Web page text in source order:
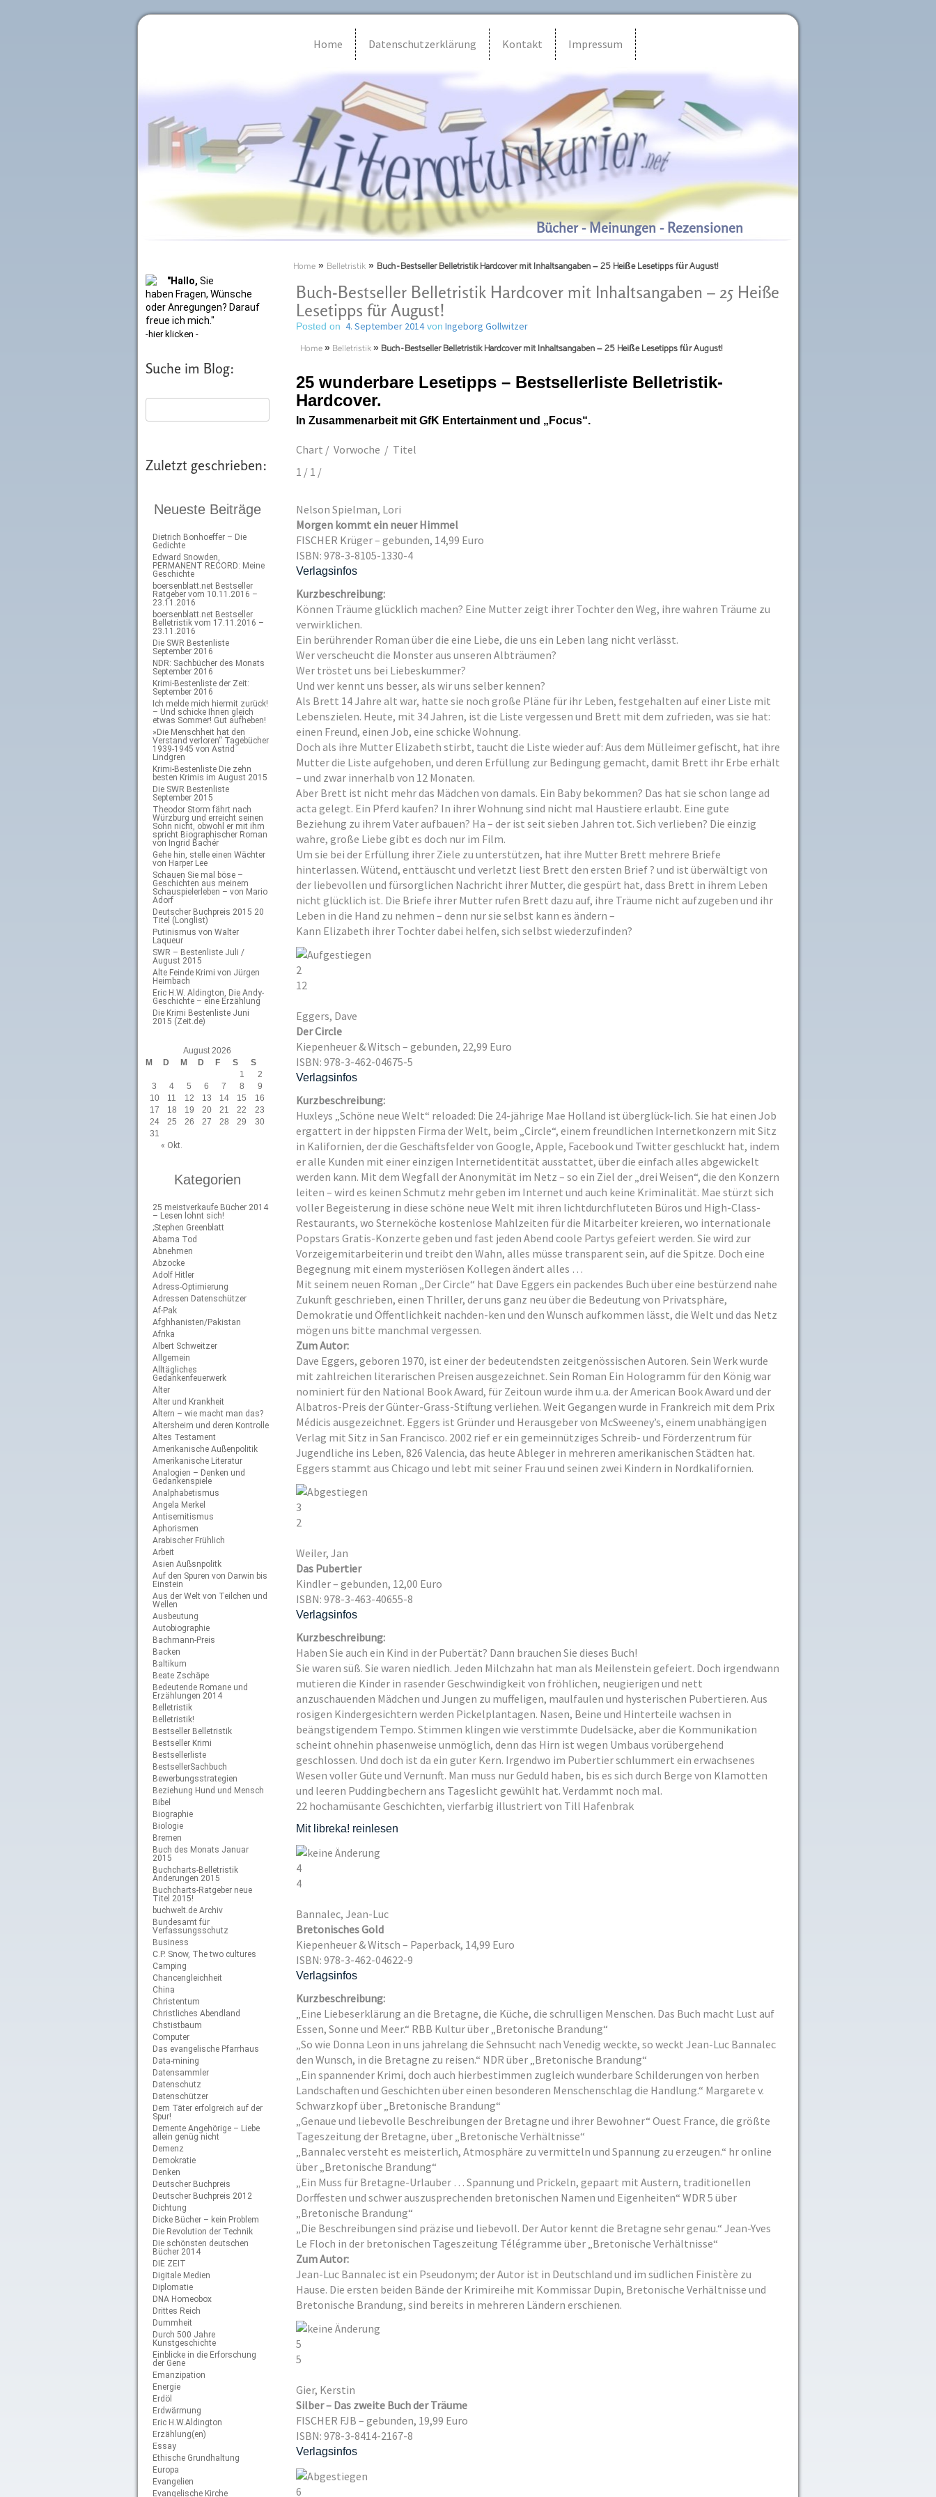
Home Datenschutzerklärung Kontakt Impressum
Bücher - Meinungen - Rezensionen
"Hallo, Sie
haben Fragen, Wünsche
oder Anregungen? Darauf
freue ich mich."
-hier klicken -
Suche im Blog:
Zuletzt geschrieben:
Neueste Beiträge
Dietrich Bonhoeffer – Die
Gedichte
Edward Snowden,
PERMANENT RECORD: Meine
Geschichte
boersenblatt.net Bestseller
Ratgeber vom 10.11.2016 –
23.11.2016
boersenblatt.net Bestseller
Belletristik vom 17.11.2016 –
23.11.2016
Die SWR Bestenliste
September 2016
NDR: Sachbücher des Monats
September 2016
Krimi-Bestenliste der Zeit:
September 2016
Ich melde mich hiermit zurück!
– Und schicke Ihnen gleich
etwas Sommer! Gut aufheben!
»Die Menschheit hat den
Verstand verloren“ Tagebücher
1939-1945 von Astrid
Lindgren
Krimi-Bestenliste Die zehn
besten Krimis im August 2015
Die SWR Bestenliste
September 2015
Theodor Storm fährt nach
Würzburg und erreicht seinen
Sohn nicht, obwohl er mit ihm
spricht Biographischer Roman
von Ingrid Bachér
Gehe hin, stelle einen Wächter
von Harper Lee
Schauen Sie mal böse –
Geschichten aus meinem
Schauspielerleben – von Mario
Adorf
Deutscher Buchpreis 2015 20
Titel (Longlist)
Putinismus von Walter
Laqueur
SWR – Bestenliste Juli /
August 2015
Alte Feinde Krimi von Jürgen
Heimbach
Eric H.W. Aldington, Die Andy-
Geschichte – eine Erzählung
Die Krimi Bestenliste Juni
2015 (Zeit.de)
August 2026
M
D M D F S S
« Okt.
1
2
3
4 5 6 7 8
9
10
11 12 13 14 15
16
17
18 19 20 21 22
23
24
25 26 27 28 29
30
31
Kategorien
25 meistverkaufe Bücher 2014
– Lesen lohnt sich!
;Stephen Greenblatt
Abama Tod
Abnehmen
Abzocke
Adolf Hitler
Adress-Optimierung
Adressen Datenschützer
Af-Pak
Afghhanisten/Pakistan
Afrika
Albert Schweitzer
Allgemein
Alltägliches
Gedankenfeuerwerk
Alter
Alter und Krankheit
Altern – wie macht man das?
Altersheim und deren Kontrolle
Altes Testament
Amerikanische Außenpolitik
Amerikanische Literatur
Analogien – Denken und
Gedankenspiele
Analphabetismus
Angela Merkel
Antisemitismus
Aphorismen
Arabischer Frühlich
Arbeit
Asien Außsnpolitk
Auf den Spuren von Darwin bis
Einstein
Aus der Welt von Teilchen und
Wellen
Ausbeutung
Autobiographie
Bachmann-Preis
Backen
Baltikum
Beate Zschäpe
Bedeutende Romane und
Erzählungen 2014
Belletristik
Belletristik!
Bestseller Belletristik
Bestseller Krimi
Bestsellerliste
BestsellerSachbuch
Bewerbungsstrategien
Beziehung Hund und Mensch
Bibel
Biographie
Biologie
Bremen
Buch des Monats Januar
2015
Buchcharts-Belletristik
Änderungen 2015
Buchcharts-Ratgeber neue
Titel 2015!
buchwelt.de Archiv
Bundesamt für
Verfassungsschutz
Business
C.P. Snow, The two cultures
Camping
Chancengleichheit
China
Christentum
Christliches Abendland
Chstistbaum
Computer
Das evangelische Pfarrhaus
Data-mining
Datensammler
Datenschutz
Datenschützer
Dem Täter erfolgreich auf der
Spur!
Demente Angehörige – Liebe
allein genüg nicht
Demenz
Demokratie
Denken
Deutscher Buchpreis
Deutscher Buchpreis 2012
Dichtung
Dicke Bücher – kein Problem
Die Revolution der Technik
Die schönsten deutschen
Bücher 2014
DIE ZEIT
Digitale Medien
Diplomatie
DNA Homeobox
Drittes Reich
Dummheit
Durch 500 Jahre
Kunstgeschichte
Einblicke in die Erforschung
der Gene
Emanzipation
Energie
Erdöl
Erdwärmung
Eric H.W.Aldington
Erzählung(en)
Essay
Ethische Grundhaltung
Europa
Evangelien
Evangelische Kirche
Home » Belletristik » Buch-Bestseller Belletristik Hardcover mit Inhaltsangaben – 25 Heiße Lesetipps für August!
Buch-Bestseller Belletristik Hardcover mit Inhaltsangaben – 25 Heiße
Lesetipps für August!
Posted on 4. September 2014von Ingeborg Gollwitzer
Home » Belletristik » Buch-Bestseller Belletristik Hardcover mit Inhaltsangaben – 25 Heiße Lesetipps für August!
25 wunderbare Lesetipps – Bestsellerliste Belletristik-
Hardcover.
In Zusammenarbeit mit GfK Entertainment und „Focus“.
Chart / Vorwoche / Titel
1 / 1 /
Nelson Spielman, Lori
Morgen kommt ein neuer Himmel
FISCHER Krüger – gebunden, 14,99 Euro
ISBN: 978-3-8105-1330-4
Verlagsinfos
Kurzbeschreibung:
Können Träume glücklich machen? Eine Mutter zeigt ihrer Tochter den Weg, ihre wahren Träume zu
verwirklichen.
Ein berührender Roman über die eine Liebe, die uns ein Leben lang nicht verlässt.
Wer verscheucht die Monster aus unseren Albträumen?
Wer tröstet uns bei Liebeskummer?
Und wer kennt uns besser, als wir uns selber kennen?
Als Brett 14 Jahre alt war, hatte sie noch große Pläne für ihr Leben, festgehalten auf einer Liste mit
Lebenszielen. Heute, mit 34 Jahren, ist die Liste vergessen und Brett mit dem zufrieden, was sie hat:
einen Freund, einen Job, eine schicke Wohnung.
Doch als ihre Mutter Elizabeth stirbt, taucht die Liste wieder auf: Aus dem Mülleimer gefischt, hat ihre
Mutter die Liste aufgehoben, und deren Erfüllung zur Bedingung gemacht, damit Brett ihr Erbe erhält
– und zwar innerhalb von 12 Monaten.
Aber Brett ist nicht mehr das Mädchen von damals. Ein Baby bekommen? Das hat sie schon lange ad
acta gelegt. Ein Pferd kaufen? In ihrer Wohnung sind nicht mal Haustiere erlaubt. Eine gute
Beziehung zu ihrem Vater aufbauen? Ha – der ist seit sieben Jahren tot. Sich verlieben? Die einzig
wahre, große Liebe gibt es doch nur im Film.
Um sie bei der Erfüllung ihrer Ziele zu unterstützen, hat ihre Mutter Brett mehrere Briefe
hinterlassen. Wütend, enttäuscht und verletzt liest Brett den ersten Brief ? und ist überwältigt von
der liebevollen und fürsorglichen Nachricht ihrer Mutter, die gespürt hat, dass Brett in ihrem Leben
nicht glücklich ist. Die Briefe ihrer Mutter rufen Brett dazu auf, ihre Träume nicht aufzugeben und ihr
Leben in die Hand zu nehmen – denn nur sie selbst kann es ändern –
Kann Elizabeth ihrer Tochter dabei helfen, sich selbst wiederzufinden?
2
12
Eggers, Dave
Der Circle
Kiepenheuer & Witsch – gebunden, 22,99 Euro
ISBN: 978-3-462-04675-5
Verlagsinfos
Kurzbeschreibung:
Huxleys „Schöne neue Welt“ reloaded: Die 24-jährige Mae Holland ist überglück-lich. Sie hat einen Job
ergattert in der hippsten Firma der Welt, beim „Circle“, einem freundlichen Internetkonzern mit Sitz
in Kalifornien, der die Geschäftsfelder von Google, Apple, Facebook und Twitter geschluckt hat, indem
er alle Kunden mit einer einzigen Internetidentität ausstattet, über die einfach alles abgewickelt
werden kann. Mit dem Wegfall der Anonymität im Netz – so ein Ziel der „drei Weisen“, die den Konzern
leiten – wird es keinen Schmutz mehr geben im Internet und auch keine Kriminalität. Mae stürzt sich
voller Begeisterung in diese schöne neue Welt mit ihren lichtdurchfluteten Büros und High-Class-
Restaurants, wo Sterneköche kostenlose Mahlzeiten für die Mitarbeiter kreieren, wo internationale
Popstars Gratis-Konzerte geben und fast jeden Abend coole Partys gefeiert werden. Sie wird zur
Vorzeigemitarbeiterin und treibt den Wahn, alles müsse transparent sein, auf die Spitze. Doch eine
Begegnung mit einem mysteriösen Kollegen ändert alles …
Mit seinem neuen Roman „Der Circle“ hat Dave Eggers ein packendes Buch über eine bestürzend nahe
Zukunft geschrieben, einen Thriller, der uns ganz neu über die Bedeutung von Privatsphäre,
Demokratie und Öffentlichkeit nachden-ken und den Wunsch aufkommen lässt, die Welt und das Netz
mögen uns bitte manchmal vergessen.
Zum Autor:
Dave Eggers, geboren 1970, ist einer der bedeutendsten zeitgenössischen Autoren. Sein Werk wurde
mit zahlreichen literarischen Preisen ausgezeichnet. Sein Roman Ein Hologramm für den König war
nominiert für den National Book Award, für Zeitoun wurde ihm u.a. der American Book Award und der
Albatros-Preis der Günter-Grass-Stiftung verliehen. Weit Gegangen wurde in Frankreich mit dem Prix
Médicis ausgezeichnet. Eggers ist Gründer und Herausgeber von McSweeney’s, einem unabhängigen
Verlag mit Sitz in San Francisco. 2002 rief er ein gemeinnütziges Schreib- und Förderzentrum für
Jugendliche ins Leben, 826 Valencia, das heute Ableger in mehreren amerikanischen Städten hat.
Eggers stammt aus Chicago und lebt mit seiner Frau und seinen zwei Kindern in Nordkalifornien.
3
2
Weiler, Jan
Das Pubertier
Kindler – gebunden, 12,00 Euro
ISBN: 978-3-463-40655-8
Verlagsinfos
Kurzbeschreibung:
Haben Sie auch ein Kind in der Pubertät? Dann brauchen Sie dieses Buch!
Sie waren süß. Sie waren niedlich. Jeden Milchzahn hat man als Meilenstein gefeiert. Doch irgendwann
mutieren die Kinder in rasender Geschwindigkeit von fröhlichen, neugierigen und nett
anzuschauenden Mädchen und Jungen zu muffeligen, maulfaulen und hysterischen Pubertieren. Aus
rosigen Kindergesichtern werden Pickelplantagen. Nasen, Beine und Hinterteile wachsen in
beängstigendem Tempo. Stimmen klingen wie verstimmte Dudelsäcke, aber die Kommunikation
scheint ohnehin phasenweise unmöglich, denn das Hirn ist wegen Umbaus vorübergehend
geschlossen. Und doch ist da ein guter Kern. Irgendwo im Pubertier schlummert ein erwachsenes
Wesen voller Güte und Vernunft. Man muss nur Geduld haben, bis es sich durch Berge von Klamotten
und leeren Puddingbechern ans Tageslicht gewühlt hat. Verdammt noch mal.
22 hochamüsante Geschichten, vierfarbig illustriert von Till Hafenbrak
Mit libreka! reinlesen
4
4
Bannalec, Jean-Luc
Bretonisches Gold
Kiepenheuer & Witsch – Paperback, 14,99 Euro
ISBN: 978-3-462-04622-9
Verlagsinfos
Kurzbeschreibung:
„Eine Liebeserklärung an die Bretagne, die Küche, die schrulligen Menschen. Das Buch macht Lust auf
Essen, Sonne und Meer.“ RBB Kultur über „Bretonische Brandung“
„So wie Donna Leon in uns jahrelang die Sehnsucht nach Venedig weckte, so weckt Jean-Luc Bannalec
den Wunsch, in die Bretagne zu reisen.“ NDR über „Bretonische Brandung“
„Ein spannender Krimi, doch auch hierbe­stimmen zugleich wunderbare Schilderun­gen von herben
Landschaften und Geschichten über einen besonderen Menschenschlag die Handlung.“ Margarete v.
Schwarzkopf über „Bretonische Brandung“
„Genaue und liebevolle Beschreibungen der Bretagne und ihrer Bewohner“ Ouest France, die größte
Tageszeitung der Bretagne, über „Bretonische Verhältnisse“
„Bannalec versteht es meisterlich, Atmosphäre zu vermitteln und Spannung zu erzeugen.“ hr online
über „Bretonische Brandung“
„Ein Muss für Bretagne-Urlauber … Spannung und Prickeln, gepaart mit Austern, traditionellen
Dorffesten und schwer auszusprechenden bretonischen Namen und Eigenheiten“ WDR 5 über
„Bretonische Brandung“
„Die Beschreibungen sind präzise und liebe­voll. Der Autor kennt die Bretagne sehr genau.“ Jean-Yves
Le Floch in der bretonischen Tageszeitung Télégramme über „Bretonische Verhältnisse“
Zum Autor:
Jean-Luc Bannalec ist ein Pseudonym; der Autor ist in Deutschland und im südlichen Finistère zu
Hause. Die ersten beiden Bände der Krimireihe mit Kommissar Dupin, Bretonische Verhältnisse und
Bretonische Brandung, sind bereits in mehreren Ländern erschienen.
5
5
Gier, Kerstin
Silber – Das zweite Buch der Träume
FISCHER FJB – gebunden, 19,99 Euro
ISBN: 978-3-8414-2167-8
Verlagsinfos
6